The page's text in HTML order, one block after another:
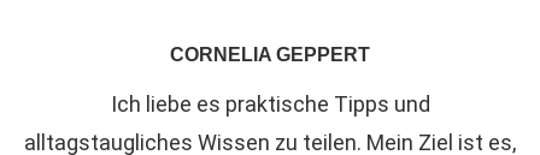
CORNELIA GEPPERT
Ich liebe es praktische Tipps und
alltagstaugliches Wissen zu teilen. Mein Ziel ist es,